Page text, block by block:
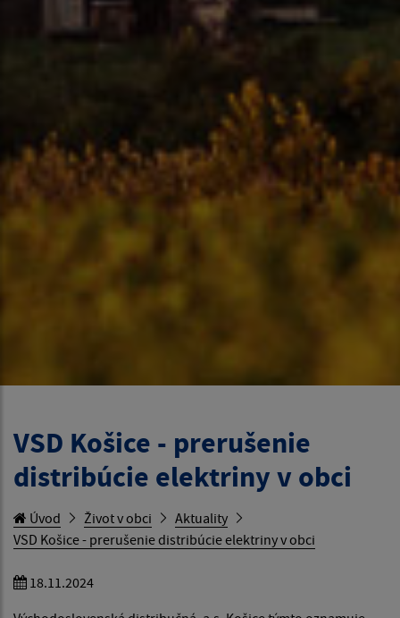
VSD Košice - prerušenie
distribúcie elektriny v obci
Úvod Život v obci
Aktuality
VSD Košice - prerušenie distribúcie elektriny v obci
18.11.2024